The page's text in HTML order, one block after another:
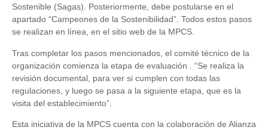
Sostenible (Sagas). Posteriormente, debe postularse en el
apartado “Campeones de la Sostenibilidad”. Todos estos pasos
se realizan en línea, en el sitio web de la MPCS.
Tras completar los pasos mencionados, el comité técnico de la
organización comienza la etapa de evaluación . “Se realiza la
revisión documental, para ver si cumplen con todas las
regulaciones, y luego se pasa a la siguiente etapa, que es la
visita del establecimiento”.
Esta iniciativa de la MPCS cuenta con la colaboración de Alianza